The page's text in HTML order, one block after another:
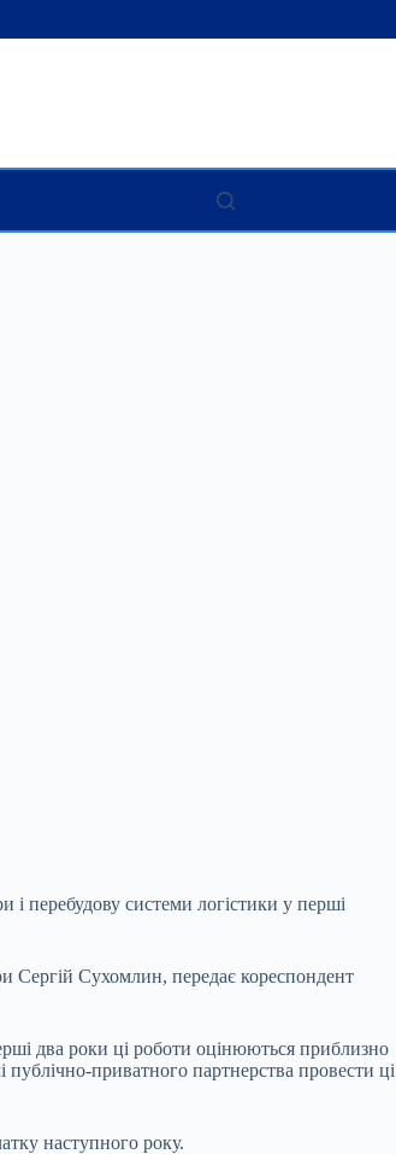
і перебудову системи логістики у перші
Сергій Сухомлин, передає кореспондент
два роки ці роботи оцінюються приблизно
публічно-приватного партнерства провести ці
наступного року.